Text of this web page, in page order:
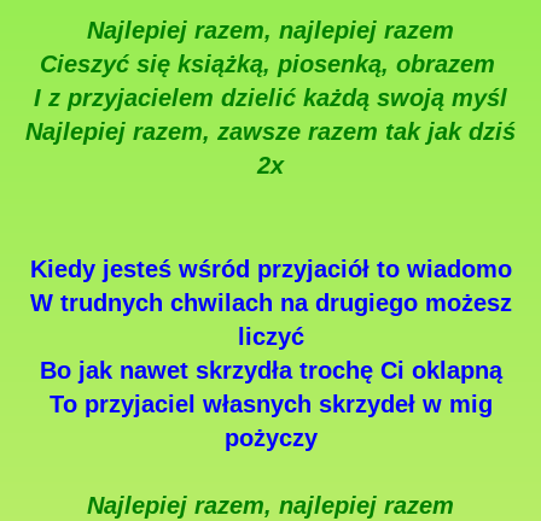
Najlepiej razem, najlepiej razem
Cieszyć się książką, piosenką, obrazem
I z przyjacielem dzielić każdą swoją myśl
Najlepiej razem, zawsze razem tak jak dziś
2x
Kiedy jesteś wśród przyjaciół to wiadomo
W trudnych chwilach na drugiego możesz
liczyć
Bo jak nawet skrzydła trochę Ci oklapną
To przyjaciel własnych skrzydeł w mig
pożyczy
Najlepiej razem, najlepiej razem